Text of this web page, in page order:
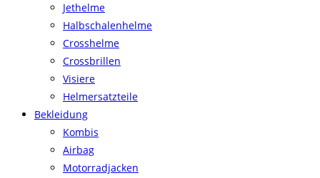
Jethelme
Halbschalenhelme
Crosshelme
Crossbrillen
Visiere
Helmersatzteile
Bekleidung
Kombis
Airbag
Motorradjacken